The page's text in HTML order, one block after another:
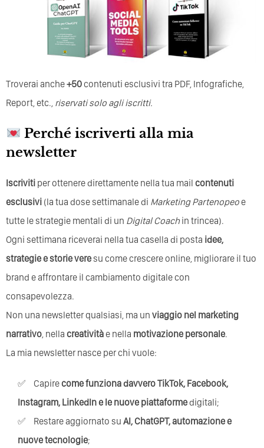
Troverai anche+50contenuti esclusivi tra PDF, Infografiche,
Report, etc., riservati solo agli iscritti.
Perché iscriverti alla mia
newsletter
Iscriviti per ottenere direttamente nella tua mail contenuti
esclusivi (la tua dose settimanale di Marketing Partenopeoe
tutte le strategie mentali di un Digital Coachin trincea).
Ogni settimana riceverai nella tua casella di posta idee,
strategie e storie vere su come crescere online, migliorare il tuo
brand e affrontare il cambiamento digitale con
consapevolezza.
Non una newsletter qualsiasi, ma un viaggio nel marketing
narrativo, nella creativitàe nella motivazione personale.
La mia newsletter nasce per chi vuole:
Capirecome funziona davvero TikTok, Facebook,
Instagram, LinkedIn e le nuove piattaformedigitali;
Restare aggiornato su AI, ChatGPT, automazione e
nuove tecnologie;